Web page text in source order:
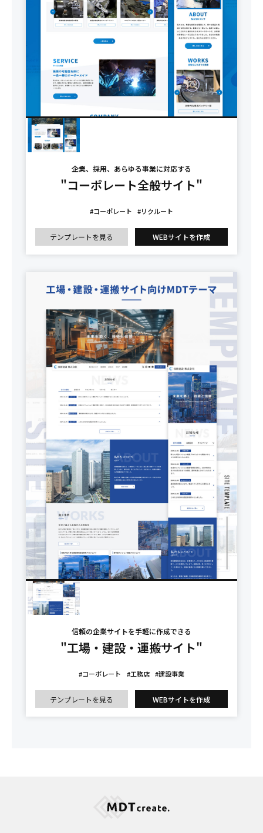
企業、採用、あらゆる事業に対応する
"コーポレート全般サイト"
#コーポレート #リクルート
テンプレートを見る WEBサイトを作成
信頼の企業サイトを手軽に作成できる
"工場・建設・運搬サイト"
#コーポレート #工務店 #建設事業
テンプレートを見る WEBサイトを作成